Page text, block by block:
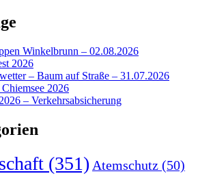
Winkelbrunn – 02.08.2026
2026
– Baum auf Straße – 31.07.2026
2026
– Verkehrsabsicherung
(351) Atemschutz (50)